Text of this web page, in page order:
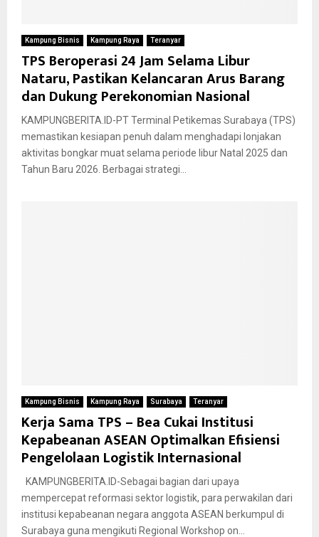
Kampung Bisnis Kampung Raya Teranyar
TPS Beroperasi 24 Jam Selama Libur
Nataru, Pastikan Kelancaran Arus Barang
dan Dukung Perekonomian Nasional
KAMPUNGBERITA.ID-PT Terminal Petikemas Surabaya (TPS)
memastikan kesiapan penuh dalam menghadapi lonjakan
aktivitas bongkar muat selama periode libur Natal 2025 dan
Tahun Baru 2026. Berbagai strategi...
Kampung Bisnis Kampung Raya Surabaya Teranyar
Kerja Sama TPS – Bea Cukai Institusi
Kepabeanan ASEAN Optimalkan Efisiensi
Pengelolaan Logistik Internasional
KAMPUNGBERITA.ID-Sebagai bagian dari upaya
mempercepat reformasi sektor logistik, para perwakilan dari
institusi kepabeanan negara anggota ASEAN berkumpul di
Surabaya guna mengikuti Regional Workshop on...